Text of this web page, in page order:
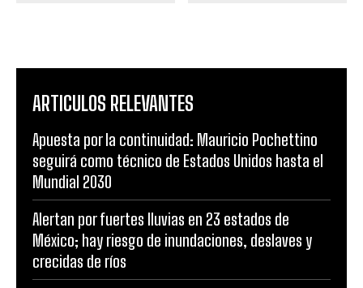
ARTICULOS RELEVANTES
Apuesta por la continuidad: Mauricio Pochettino
seguirá como técnico de Estados Unidos hasta el
Mundial 2030
Alertan por fuertes lluvias en 23 estados de
México; hay riesgo de inundaciones, deslaves y
crecidas de ríos